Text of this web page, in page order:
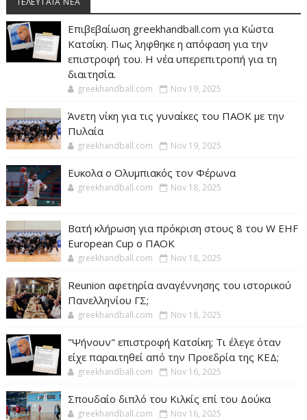
Επιβεβαίωση greekhandball.com για Κώστα
Κατσίκη. Πως ληφθηκε η απόφαση για την
επιστροφή του. Η νέα υπερεπιτροπή για τη
διαιτησία.
greekhandball.com Nov 19, 2025
Άνετη νίκη για τις γυναίκες του ΠΑΟΚ με την
Πυλαία
greekhandball.com Nov 19, 2025
Ευκολα ο Ολυμπιακός τον Φέρωνα
greekhandball.com Nov 18, 2025
Βατή κλήρωση για πρόκριση στους 8 του W EHF
European Cup ο ΠΑΟΚ
greekhandball.com Nov 18, 2025
Reunion αφετηρία αναγέννησης του ιστορικού
Πανελληνίου ΓΣ;
greekhandball.com Nov 18, 2025
"Ψήνουν" επιστροφή Κατσίκη; Τι έλεγε όταν
είχε παραιτηθεί από την Προεδρία της ΚΕΔ;
greekhandball.com Nov 16, 2025
Σπουδαίο διπλό του Κιλκίς επί του Δούκα
greekhandball.com Nov 16, 2025